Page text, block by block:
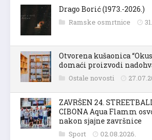
Drago Borić (1973.-2026.)
Ramske osmrtnice
Otvorena kušaonica
domaći proizvodi
Ostale novosti
ZAVRŠEN 24.
CIBONA Aqua Flamm
nakon sjajne završnice
Sport 02.08.2026.